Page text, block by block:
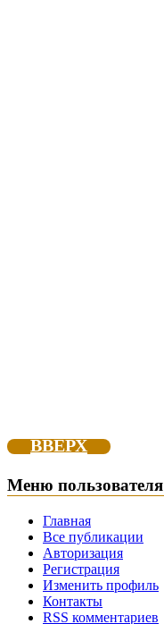
ВВЕРХ
Меню пользователя
Главная
Все публикации
Авторизация
Регистрация
Изменить профиль
Контакты
RSS комментариев